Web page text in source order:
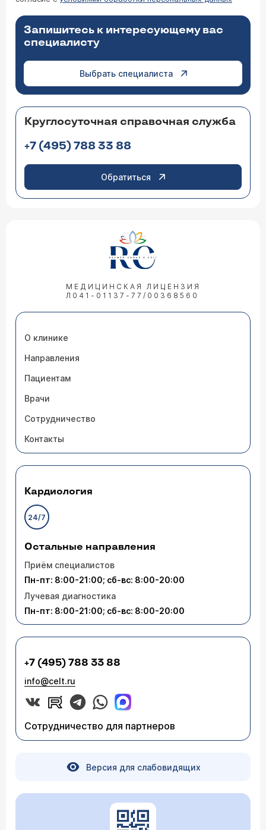
Запишитесь к интересующему вас
специалисту
Выбрать специалиста
Круглосуточная справочная служба
+7 (495) 788 33 88
Обратиться
МЕДИЦИНСКАЯ ЛИЦЕНЗИЯ
Л041-01137-77/00368560
О клинике
Направления
Пациентам
Врачи
Сотрудничество
Контакты
Кардиология
24/7
Остальные направления
Приём специалистов
Пн-пт: 8:00-21:00; сб-вс: 8:00-20:00
Лучевая диагностика
Пн-пт: 8:00-21:00; сб-вс: 8:00-20:00
+7 (495) 788 33 88
info@celt.ru
Сотрудничество для партнеров
Версия для слабовидящих